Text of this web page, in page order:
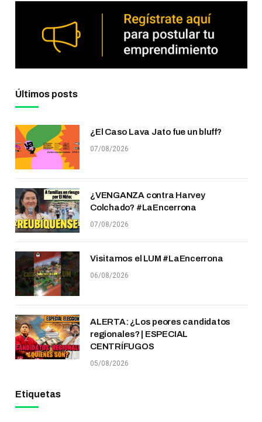
Últimos posts
¿El Caso Lava Jato fue un bluff?
07/08/2026
¿VENGANZA contra Harvey
Colchado? #LaEncerrona
07/08/2026
Visitamos el LUM #LaEncerrona
06/08/2026
ALERTA: ¿Los peores candidatos
regionales? | ESPECIAL
CENTRÍFUGOS
05/08/2026
Etiquetas